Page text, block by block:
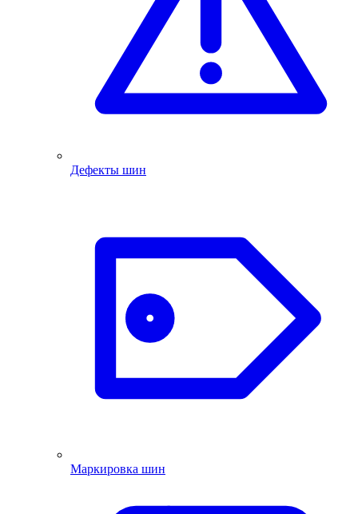
Дефекты шин
Маркировка шин